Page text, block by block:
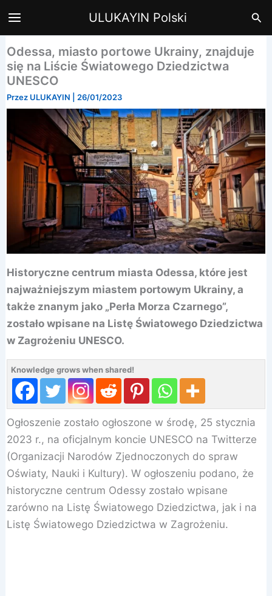
do
ULUKAYIN Polski
Odessa, miasto portowe Ukrainy, znajduje
się na Liście Światowego Dziedzictwa
UNESCO
Przez ULUKAYIN 26/01/2023
Historyczne centrum miasta Odessa, które jest
najważniejszym miastem portowym Ukrainy, a
także znanym jako „Perła Morza Czarnego”,
zostało wpisane na Listę Światowego Dziedzictwa
w Zagrożeniu UNESCO.
Knowledge grows when shared!
Ogłoszenie zostało ogłoszone w środę, 25 stycznia
2023 r., na oficjalnym koncie UNESCO na Twitterze
(Organizacji Narodów Zjednoczonych do spraw
Oświaty, Nauki i Kultury). W ogłoszeniu podano, że
historyczne centrum Odessy zostało wpisane
zarówno na Listę Światowego Dziedzictwa, jak i na
Listę Światowego Dziedzictwa w Zagrożeniu.